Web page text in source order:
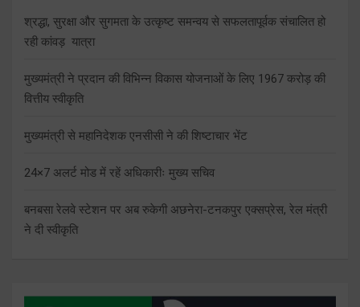
श्रद्धा, सुरक्षा और सुगमता के उत्कृष्ट समन्वय से सफलतापूर्वक संचालित हो
रही कांवड़ यात्रा
मुख्यमंत्री ने प्रदान की विभिन्न विकास योजनाओं के लिए 1967 करोड़ की
वित्तीय स्वीकृति
मुख्यमंत्री से महानिदेशक एनसीसी ने की शिष्टाचार भेंट
24×7 अलर्ट मोड में रहें अधिकारीः मुख्य सचिव
बनबसा रेलवे स्टेशन पर अब रुकेगी अछनेरा-टनकपुर एक्सप्रेस, रेल मंत्री
ने दी स्वीकृति